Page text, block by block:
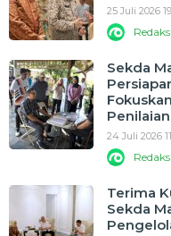
25 Juli 2026
Redaksi
Sekda
Penilaian
24 Juli 2026
Redaksi
Terima
Sekda